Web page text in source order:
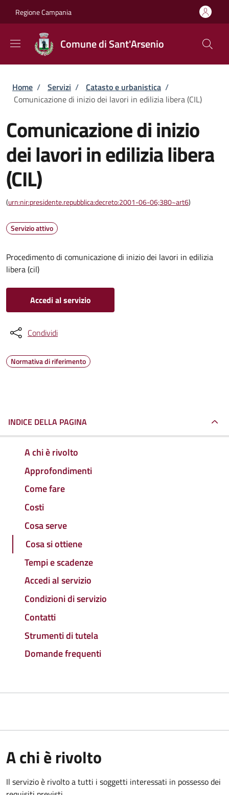
Regione Campania
Comune di Sant'Arsenio
Briciole di pane
Home / Servizi / Catasto e urbanistica /
Comunicazione di inizio dei lavori in edilizia libera (CIL)
Comunicazione di inizio
dei lavori in edilizia libera
(CIL)
(urn:nir:presidente.repubblica:decreto:2001-06-06;380~art6)
Servizio attivo
Procedimento di comunicazione di inizio dei lavori in edilizia
libera (cil)
Accedi al servizio
Condividi
Normativa di riferimento
INDICE DELLA PAGINA
A chi è rivolto
Approfondimenti
Come fare
Costi
Cosa serve
Cosa si ottiene
Tempi e scadenze
Accedi al servizio
Condizioni di servizio
Contatti
Strumenti di tutela
Domande frequenti
A chi è rivolto
Il servizio è rivolto a tutti i soggetti interessati in possesso dei